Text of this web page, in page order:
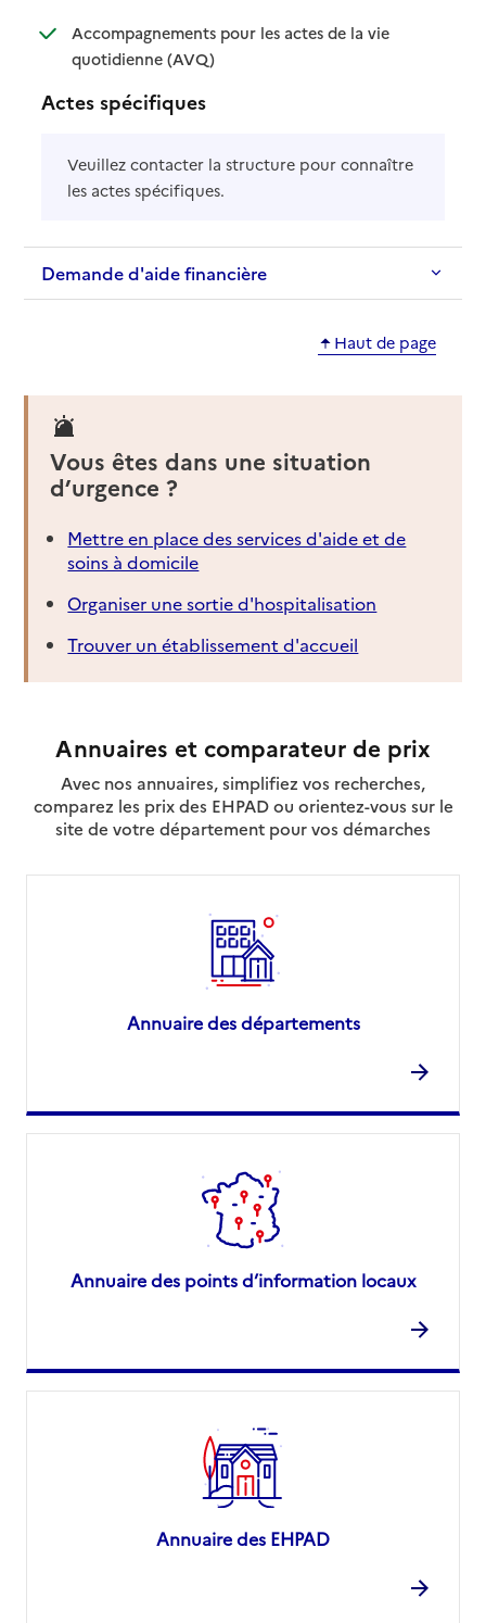
Accompagnements pour les actes de la vie
quotidienne (AVQ): disponible
: non disponible
Actes spécifiques
Veuillez contacter la structure pour connaître
les actes spécifiques.
Demande d'aide financière
Haut de page
Vous êtes dans une situation
d’urgence ?
Mettre en place des services d'aide et de
soins à domicile
Organiser une sortie d'hospitalisation
Trouver un établissement d'accueil
Annuaires et comparateur de prix
Avec nos annuaires, simplifiez vos recherches,
comparez les prix des EHPAD ou orientez-vous sur le
site de votre département pour vos démarches
Annuaire des départements
Annuaire des points d’information locaux
Annuaire des EHPAD